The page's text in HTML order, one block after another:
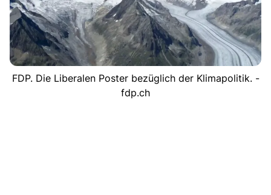
FDP. Die Liberalen Poster bezüglich der Klimapolitik. -
fdp.ch